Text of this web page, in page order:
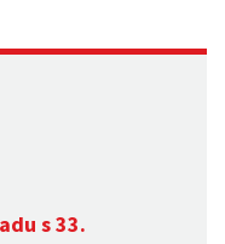
s 33.